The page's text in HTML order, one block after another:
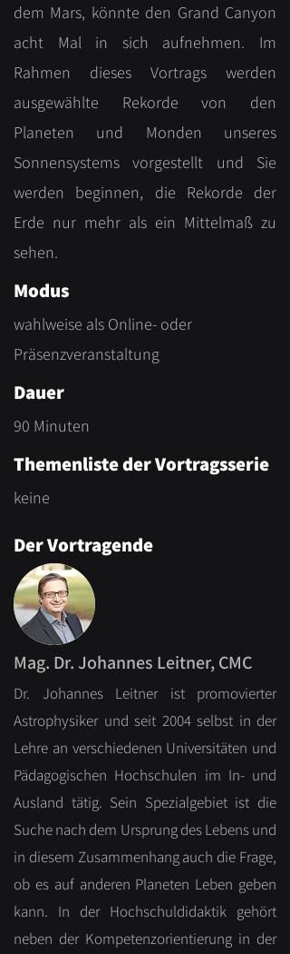
dem Mars, könnte den Grand Canyon
acht Mal in sich aufnehmen. Im
Rahmen dieses Vortrags werden
ausgewählte Rekorde von den
Planeten und Monden unseres
Sonnensystems vorgestellt und Sie
werden beginnen, die Rekorde der
Erde nur mehr als ein Mittelmaß zu
sehen.
Modus
wahlweise als Online- oder
Präsenzveranstaltung
Dauer
90 Minuten
Themenliste der Vortragsserie
keine
Der Vortragende
Mag. Dr. Johannes Leitner, CMC
Dr. Johannes Leitner ist promovierter
Astrophysiker und seit 2004 selbst in der
Lehre an verschiedenen Universitäten und
Pädagogischen Hochschulen im In- und
Ausland tätig. Sein Spezialgebiet ist die
Suche nach dem Ursprung des Lebens und
in diesem Zusammenhang auch die Frage,
ob es auf anderen Planeten Leben geben
kann. In der Hochschuldidaktik gehört
neben der Kompetenzorientierung in der